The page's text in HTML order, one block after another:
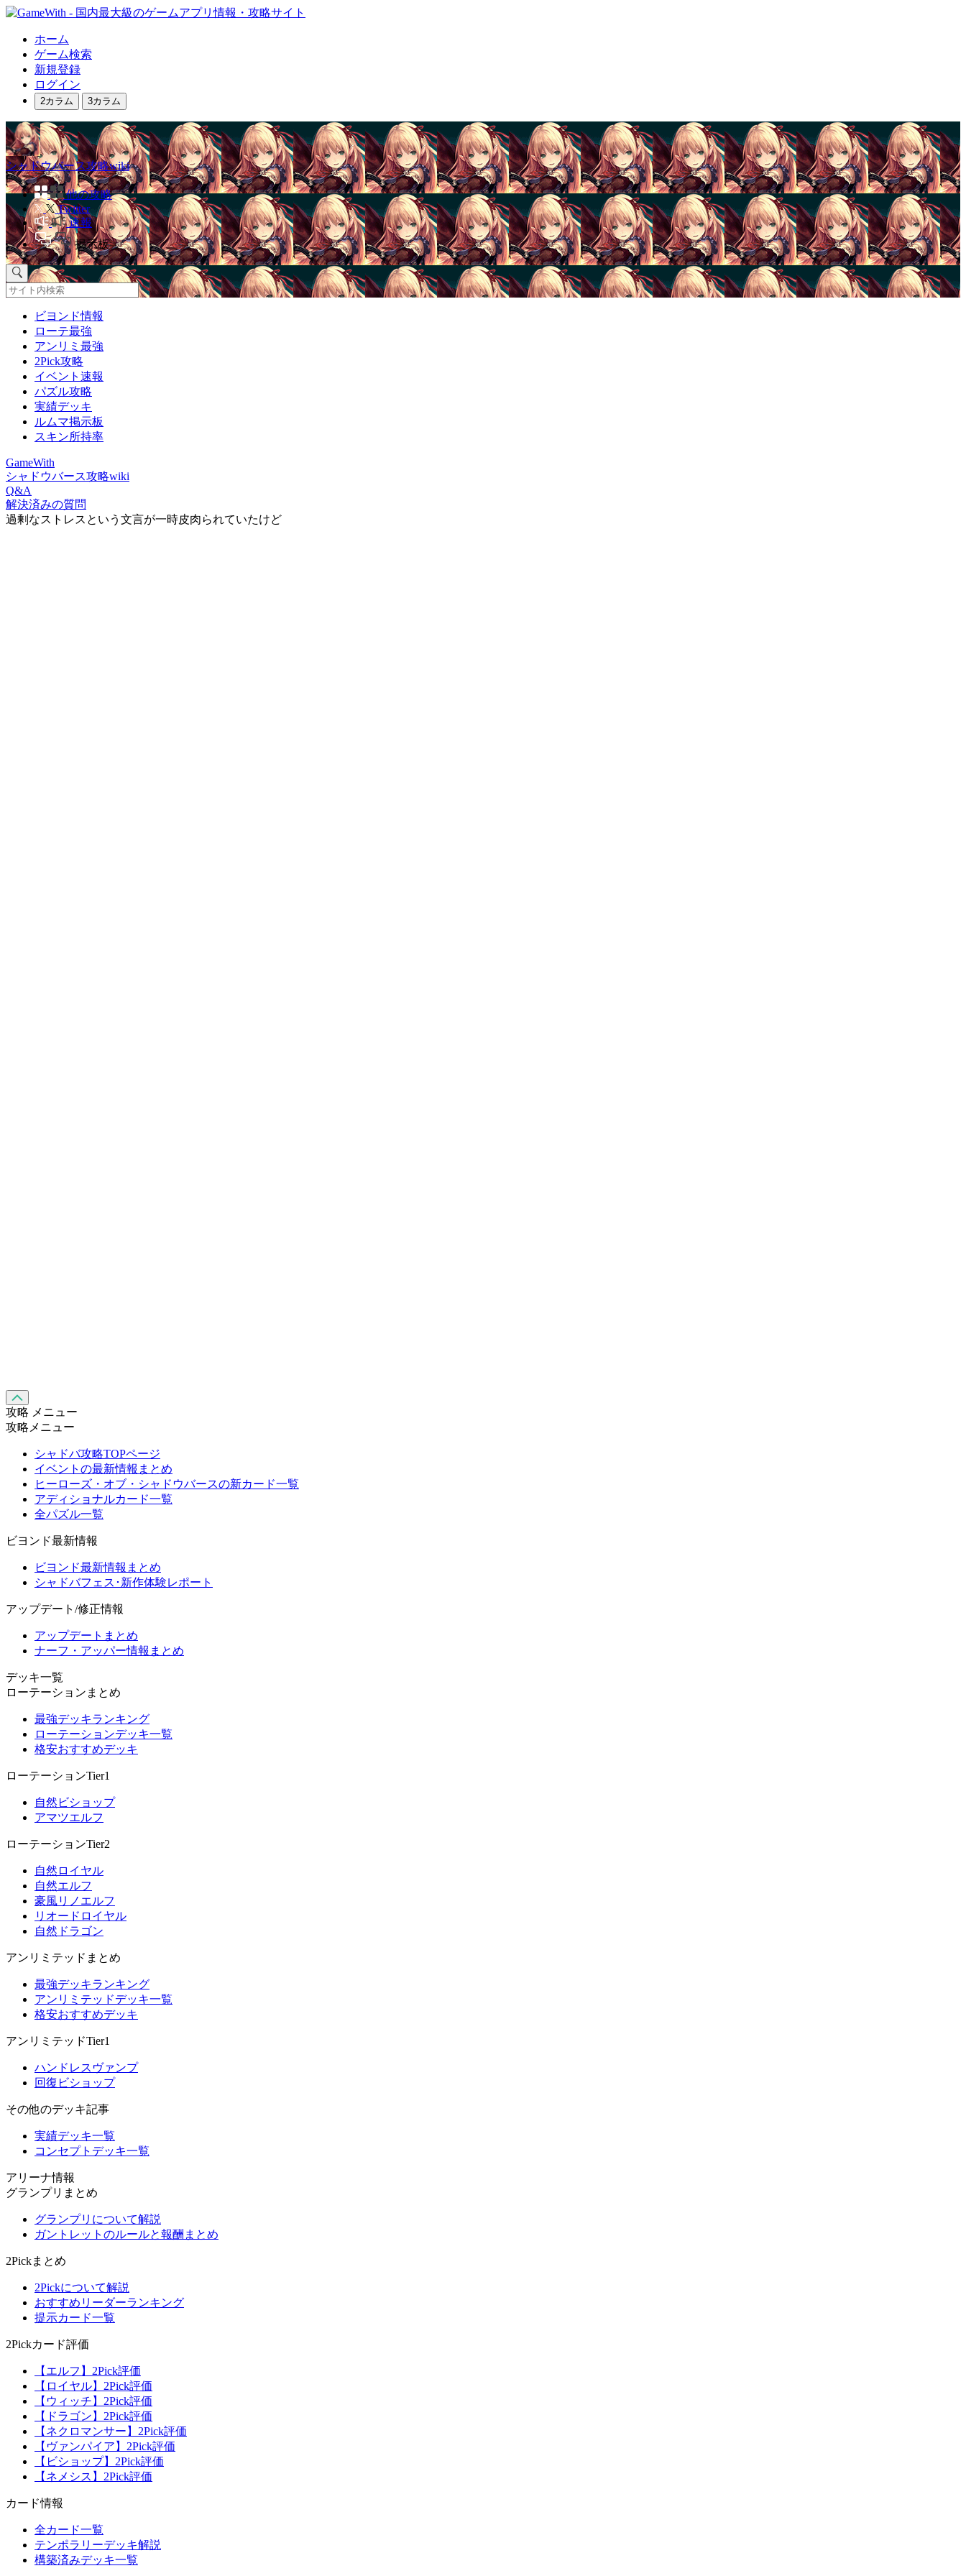
ホーム
ゲーム検索
新規登録
ログイン
2カラム 3カラム
シャドウバース攻略wiki
他の攻略
Twitter
速報
掲示板
ビヨンド情報
ローテ最強
アンリミ最強
2Pick攻略
イベント速報
パズル攻略
実績デッキ
ルムマ掲示板
スキン所持率
GameWith
シャドウバース攻略wiki
Q&A
解決済みの質問
過剰なストレスという文言が一時皮肉られていたけど
攻略 メニュー
攻略メニュー
シャドバ攻略TOPページ
イベントの最新情報まとめ
ヒーローズ・オブ・シャドウバースの新カード一覧
アディショナルカード一覧
全パズル一覧
ビヨンド最新情報
ビヨンド最新情報まとめ
シャドバフェス･新作体験レポート
アップデート/修正情報
アップデートまとめ
ナーフ・アッパー情報まとめ
デッキ一覧
ローテーションまとめ
最強デッキランキング
ローテーションデッキ一覧
格安おすすめデッキ
ローテーションTier1
自然ビショップ
アマツエルフ
ローテーションTier2
自然ロイヤル
自然エルフ
豪風リノエルフ
リオードロイヤル
自然ドラゴン
アンリミテッドまとめ
最強デッキランキング
アンリミテッドデッキ一覧
格安おすすめデッキ
アンリミテッドTier1
ハンドレスヴァンプ
回復ビショップ
その他のデッキ記事
実績デッキ一覧
コンセプトデッキ一覧
アリーナ情報
グランプリまとめ
グランプリについて解説
ガントレットのルールと報酬まとめ
2Pickまとめ
2Pickについて解説
おすすめリーダーランキング
提示カード一覧
2Pickカード評価
【エルフ】2Pick評価
【ロイヤル】2Pick評価
【ウィッチ】2Pick評価
【ドラゴン】2Pick評価
【ネクロマンサー】2Pick評価
【ヴァンパイア】2Pick評価
【ビショップ】2Pick評価
【ネメシス】2Pick評価
カード情報
全カード一覧
テンポラリーデッキ解説
構築済みデッキ一覧